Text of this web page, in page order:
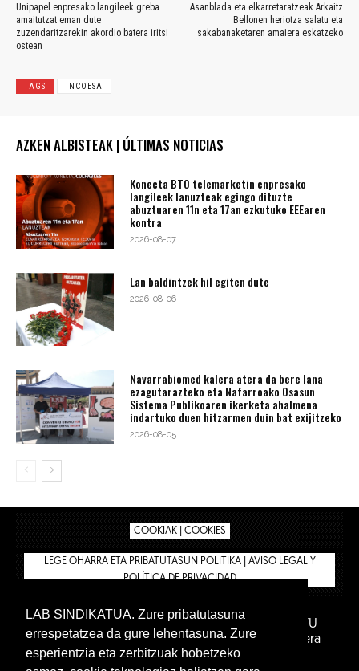
Unipapel enpresako langileek greba
amaitutzat eman dute
zuzendaritzarekin akordio batera iritsi
ostean
Asanblada eta elkarretaratzeak Arkaitz
Bellonen heriotza salatu eta
sakabanaketaren amaiera eskatzeko
TAGS INCOESA
AZKEN ALBISTEAK | ÚLTIMAS NOTICIAS
Konecta BTO telemarketin enpresako
langileek lanuzteak egingo dituzte
abuztuaren 11n eta 17an ezkutuko EEEaren
kontra
2026-08-07
Lan baldintzek hil egiten dute
2026-08-06
Navarrabiomed kalera atera da bere lana
ezagutarazteko eta Nafarroako Osasun
Sistema Publikoaren ikerketa ahalmena
indartuko duen hitzarmen duin bat exijitzeko
2026-08-05
COOKIAK | COOKIES
LEGE OHARRA ETA PRIBATUTASUN POLITIKA | AVISO LEGAL Y
POLÍTICA DE PRIVACIDAD
IPAR HEGOA FUNDAZIOA
AFILIATU
DENDA
BARNE GUNEA 🔑 Euskara Gaztelera
LAB SINDIKATUA. Zure pribatutasuna
errespetatzea da gure lehentasuna. Zure
esperientzia eta zerbitzuak hobetzeko